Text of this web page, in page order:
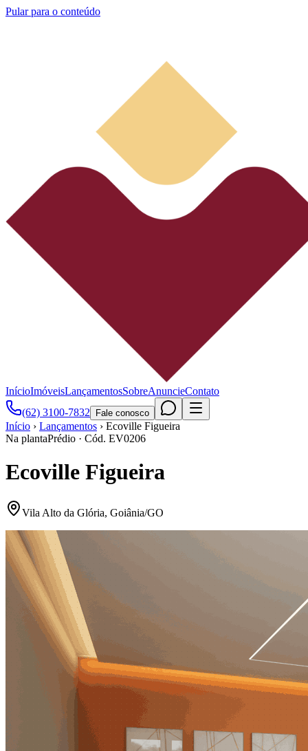
Pular para o conteúdo
InícioImóveisLançamentosSobreAnuncieContato
(62) 3100-7832
Fale conosco
Início › Lançamentos › Ecoville Figueira
Na plantaPrédio · Cód. EV0206
Ecoville Figueira
Vila Alto da Glória, Goiânia/GO